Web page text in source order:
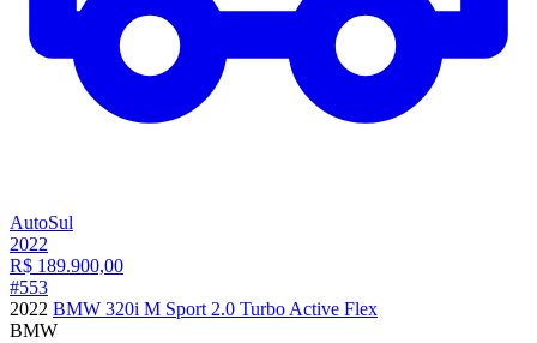
AutoSul
2022
R$ 189.900,00
#553
2022 BMW 320i M Sport 2.0 Turbo Active Flex
BMW